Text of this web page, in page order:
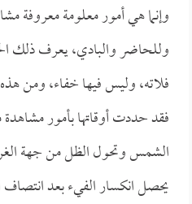
وإنما هي أمور معلومة معروفة
وللحاضر والبادي، يعرف ذلك
فلاته، وليس فيها خفاء، ومن
فقد حددت أوقاتها بأمور مشاهدة
الشمس وتحول الظل من جهة
يحصل انكسار الفيء بعد انتصاف